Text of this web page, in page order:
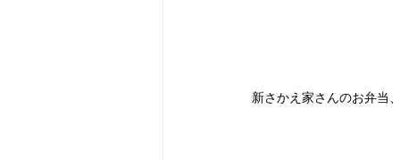
新さかえ家さんのお弁当